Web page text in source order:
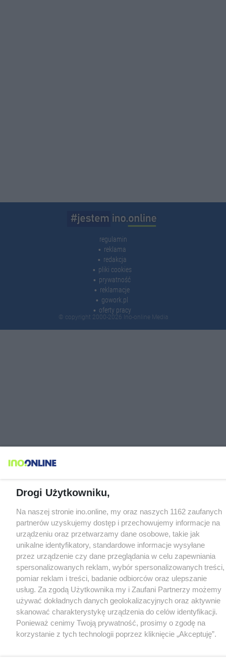
regulamin
reklama
redakcja
pliki cookies
prywatność
reklamacje
gowork.pl
oferty pracy
© copyright 2000-2026 Ino-online Media
Drogi Użytkowniku,
Na naszej stronie ino.online, my oraz naszych 1162 zaufanych
partnerów uzyskujemy dostęp i przechowujemy informacje na
urządzeniu oraz przetwarzamy dane osobowe, takie jak
unikalne identyfikatory, standardowe informacje wysyłane
przez urządzenie czy dane przeglądania w celu zapewniania
spersonalizowanych reklam, wybór spersonalizowanych treści,
pomiar reklam i treści, badanie odbiorców oraz ulepszanie
usług. Za zgodą Użytkownika my i Zaufani Partnerzy możemy
używać dokładnych danych geolokalizacyjnych oraz aktywnie
skanować charakterystykę urządzenia do celów identyfikacji.
Ponieważ cenimy Twoją prywatność, prosimy o zgodę na
korzystanie z tych technologii poprzez kliknięcie „Akceptuję”.